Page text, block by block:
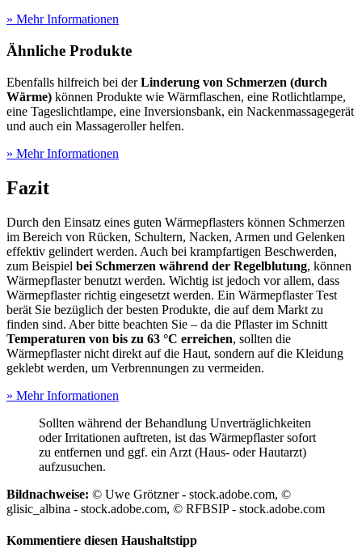
» Mehr Informationen
Ähnliche Produkte
Ebenfalls hilfreich bei derLinderung von Schmerzen (durch
Wärme) können Produkte wie Wärmflaschen, eine Rotlichtlampe,
eine Tageslichtlampe, eine Inversionsbank, ein Nackenmassagegerät
und auch ein Massageroller helfen.
» Mehr Informationen
Fazit
Durch den Einsatz eines guten Wärmepflasters können Schmerzen
im Bereich von Rücken, Schultern, Nacken, Armen und Gelenken
effektiv gelindert werden. Auch bei krampfartigen Beschwerden,
zum Beispiel bei Schmerzen während der Regelblutung, können
Wärmepflaster benutzt werden. Wichtig ist jedoch vor allem, dass
Wärmepflaster richtig eingesetzt werden. Ein Wärmepflaster Test
berät Sie bezüglich der besten Produkte, die auf dem Markt zu
finden sind. Aber bitte beachten Sie – da die Pflaster im Schnitt
Temperaturen von bis zu 63 °C erreichen, sollten die
Wärmepflaster nicht direkt auf die Haut, sondern auf die Kleidung
geklebt werden, um Verbrennungen zu vermeiden.
» Mehr Informationen
Sollten während der Behandlung Unverträglichkeiten
oder Irritationen auftreten, ist das Wärmepflaster sofort
zu entfernen und ggf. ein Arzt (Haus- oder Hautarzt)
aufzusuchen.
Bildnachweise: © Uwe Grötzner - stock.adobe.com, ©
glisic_albina - stock.adobe.com, © RFBSIP - stock.adobe.com
Kommentiere diesen Haushaltstipp